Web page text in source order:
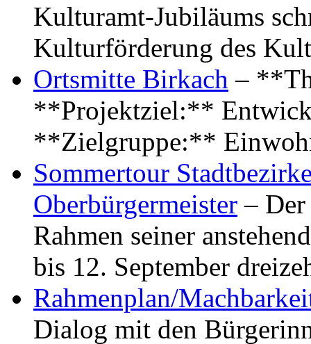
Kulturamt-Jubiläums
Kulturförderung des
Ortsmitte Birkach –
**Projektziel:**
**Zielgruppe:**
Sommertour
Oberbürgermeister –
Rahmen seiner
bis 12. September
Rahmenplan/
Dialog mit den